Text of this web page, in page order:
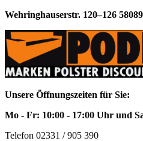
Wehringhauserstr. 120–126
Unsere Öffnungszeiten für Sie:
Mo - Fr: 10:00 - 17:00 Uhr und
Telefon 02331 / 905 390